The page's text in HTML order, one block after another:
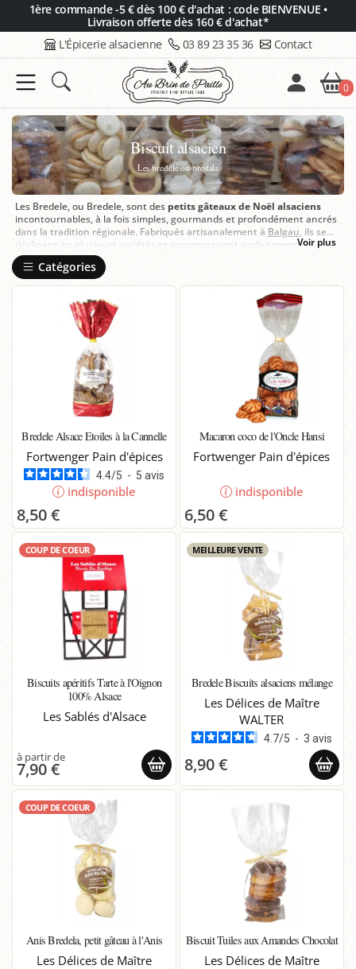
1ère commande -5 € dès 100 € d'achat : code BIENVENUE •
Livraison offerte dès 160 € d'achat*
L'Épicerie alsacienne 03 89 23 35 36 Contact
0
Biscuit alsacien
Les bredele ou bredala
Les Bredele, ou Bredele, sont des petits gâteaux de Noël alsaciens
incontournables, à la fois simples, gourmands et profondément ancrés
dans la tradition régionale. Fabriqués artisanalement à Balgau, ils se
déclinent en plusieurs variétés et accompagnent parfaitement les
moments de partage pendant les fêtes. Chez
s’inscrivent dans une sélection de douceurs alsaciennes authentiques,
à découvrir et à offrir.
Voir plus
Catégories
Bredele Alsace Etoiles à la Cannelle
Fortwenger Pain d'épices
4.4/5 - 5avis
indisponible
8,50 €
Macaron coco de l'Oncle Hansi
Fortwenger Pain d'épices
indisponible
6,50 €
COUP DE COEUR
Biscuits apéritifs Tarte à l'Oignon
100% Alsace
Les Sablés d'Alsace
7,90 €
MEILLEURE VENTE
Bredele Biscuits alsaciens mélange
Les Délices de Maître
WALTER
4.7/5 - 3 avis
8,90 €
COUP DE COEUR
Anis Bredela, petit gâteau à l'Anis
Les Délices de Maître
Biscuit Tuiles aux Amandes Chocolat
Les Délices de Maître
Panneau de gestion des cookies